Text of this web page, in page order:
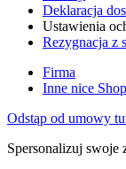
Deklaracja
Ustawienia
Rezygnacja z
Firma
Inne nice
Odstąp od umowy
Spersonalizuj swoje